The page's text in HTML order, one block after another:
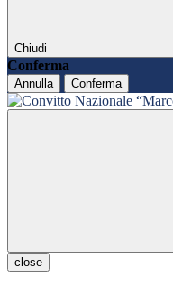
Chiudi
Conferma
Annulla Conferma
close